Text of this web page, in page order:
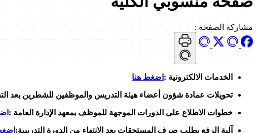
مشاركة الصفحة :
الخدمات الالكترونية : اضغط هنا
تحويلات عمادة شؤون أعضاء هيئة التدريس والموظفين للشطرين بعد
خطوات الاطلاع على الدورات الموجهة للموظف بمعهد الإدارة العامة :
آلية الرفع بطلب صرف المستحقات بعد الانتهاء من الدورة التدريبية: